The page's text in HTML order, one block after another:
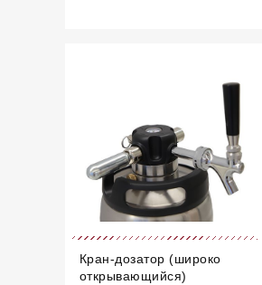
Кран-дозатор (широко
открывающийся)